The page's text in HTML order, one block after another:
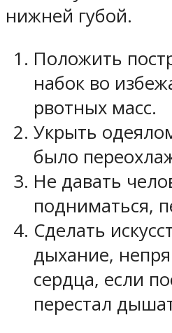
нижней губой.
Положить
набок во
рвотных масс.
Укрыть
было
Не давать
подниматься,
Сделать
дыхание,
сердца, если
перестал